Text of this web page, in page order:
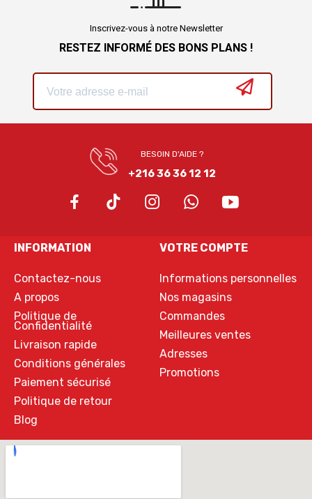
Inscrivez-vous à notre Newsletter
RESTEZ INFORMÉ DES BONS PLANS !
BESOIN D'AIDE ?
+216 36 36 12 12
INFORMATION
Contactez-nous
A propos
Politique de
Confidentialité
Livraison rapide
Conditions générales
Paiement sécurisé
Politique de retour
Blog
VOTRE COMPTE
Informations personnelles
Nos magasins
Commandes
Meilleures ventes
Adresses
Promotions